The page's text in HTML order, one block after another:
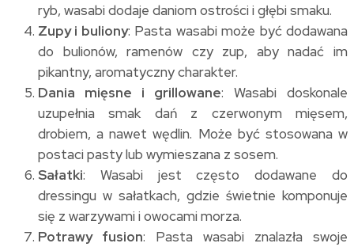
ryb, wasabi dodaje daniom ostrości i głębi smaku.
Zupy i buliony: Pasta wasabi może być dodawana
do bulionów, ramenów czy zup, aby nadać im
pikantny, aromatyczny charakter.
Dania mięsne i grillowane: Wasabi doskonale
uzupełnia smak dań z czerwonym mięsem,
drobiem, a nawet wędlin. Może być stosowana w
postaci pasty lub wymieszana z sosem.
Sałatki: Wasabi jest często dodawane do
dressingu w sałatkach, gdzie świetnie komponuje
się z warzywami i owocami morza.
Potrawy fusion: Pasta wasabi znalazła swoje